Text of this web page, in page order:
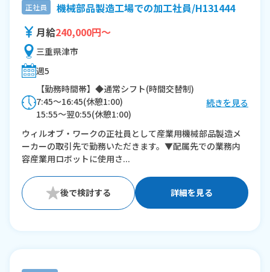
正社員
機械部品製造工場での加工社員/H131444
月給240,000円～
三重県津市
週5
【勤務時間帯】◆通常シフト(時間交替制)
7:45〜16:45(休憩1:00)
15:55〜翌0:55(休憩1:00)
※残業：30〜40時間程度/月
続きを見る
ウィルオブ・ワークの正社員として産業用機械部品製造メ
ーカーの取引先で勤務いただきます。▼配属先での業務内
容産業用ロボットに使用さ...
詳細を見る